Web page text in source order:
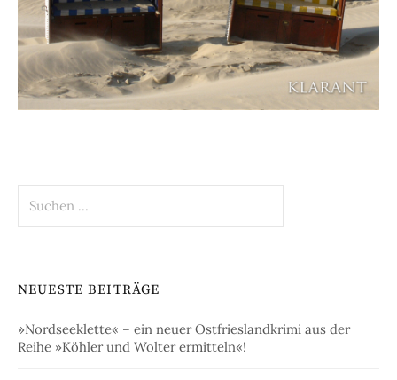
nach:
NEUESTE BEITRÄGE
»Nordseeklette« – ein neuer Ostfrieslandkrimi aus der
Reihe »Köhler und Wolter ermitteln«!